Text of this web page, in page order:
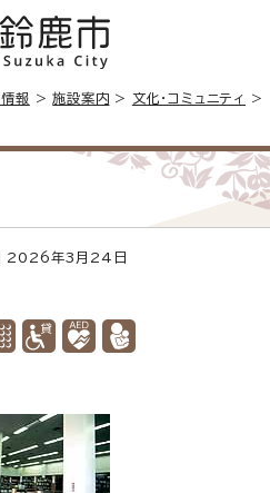
報 >施設案内 > 文化・コミュニティ
>
2026年3月24日